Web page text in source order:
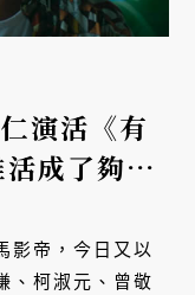
演活《有
成了夠成
影帝，今日又以
、柯淑元、曾敬